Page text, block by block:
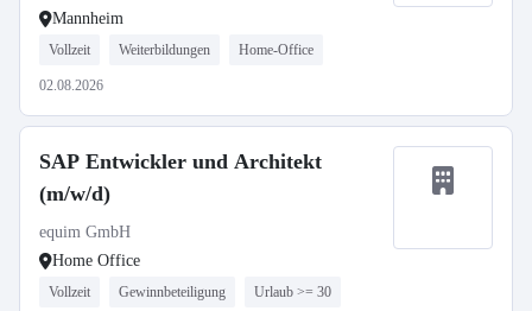
Mannheim
Vollzeit Weiterbildungen Home-Office
02.08.2026
SAP Entwickler und Architekt
(m/w/d)
equim GmbH
Home Office
Vollzeit Gewinnbeteiligung Urlaub >= 30